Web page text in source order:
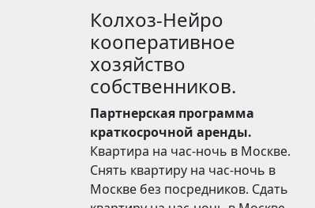
Колхоз-Нейро
кооперативное
хозяйство
собственников.
Партнерская программа
краткосрочной аренды.
Квартира на час-ночь в Москве.
Снять квартиру на час-ночь в
Москве без посредников. Сдать